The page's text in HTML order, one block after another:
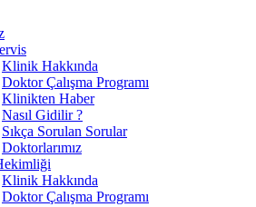
Klinik Hakkında
Doktor Çalışma Programı
Klinikten Haber
Nasıl Gidilir ?
Sıkça Sorulan Sorular
Doktorlarımız
Klinik Hakkında
Doktor Çalışma Programı